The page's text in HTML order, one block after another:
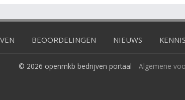
BEOORDELINGEN NIEUWS
© 2026 openmkb bedrijven portaal Algemene